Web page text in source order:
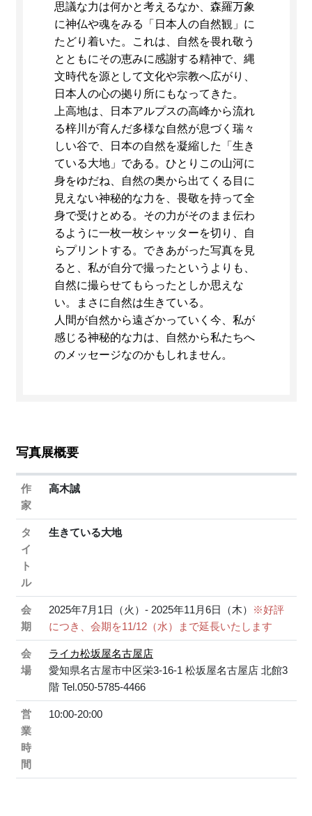
思議な力は何かと考えるなか、森羅万象
に神仏や魂をみる「日本人の自然観」に
たどり着いた。これは、自然を畏れ敬う
とともにその恵みに感謝する精神で、縄
文時代を源として文化や宗教へ広がり、
日本人の心の拠り所にもなってきた。
上高地は、日本アルプスの高峰から流れ
る梓川が育んだ多様な自然が息づく瑞々
しい谷で、日本の自然を凝縮した「生き
ている大地」である。ひとりこの山河に
身をゆだね、自然の奥から出てくる目に
見えない神秘的な力を、畏敬を持って全
身で受けとめる。その力がそのまま伝わ
るように一枚一枚シャッターを切り、自
らプリントする。できあがった写真を見
ると、私が自分で撮ったというよりも、
自然に撮らせてもらったとしか思えな
い。まさに自然は生きている。
人間が自然から遠ざかっていく今、私が
感じる神秘的な力は、自然から私たちへ
のメッセージなのかもしれません。
写真展概要
作
家
高木誠
タ
イ
ト
ル
生きている大地
会
期
2025年7月1日（火）- 2025年11月6日（木）
※好評
につき、会期を11/12（水）まで延長いたします
会
場
ライカ松坂屋名古屋店
愛知県名古屋市中区栄3-16-1 松坂屋名古屋店 北館3
階 Tel.050-5785-4466
営
業
時
間
10:00-20:00